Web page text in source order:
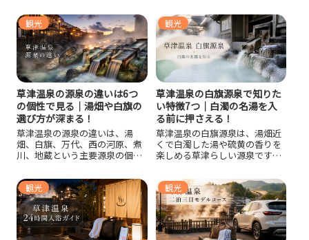
観光
草津温泉の源泉の違いは6つ
の個性で見る｜湯畑や白旗の
選び方が深まる！
草津温泉の源泉の違いは、湯
畑、白旗、万代、西の河原、煮
川、地蔵という主要源泉の個性
す。湯の色、香り、pH、湯温、
入れる施設、日帰りでの回り
方、強酸性の湯を無理なく楽し
む注意点まで、初めての草津旅
行でも源泉名を見て選べるよう
に整理します。
観光
草津温泉の白旗源泉で知りた
い特徴7つ｜白濁の名湯を入
る前に押さえる！
草津温泉の白旗源泉は、湯畑近
くで白濁した湯や硫黄の香りを
楽しめる草津らしい源泉です。
源泉との違い、強酸性の注意
点、日帰りや宿泊での回り方ま
で整理し、初めてでも迷わず楽
しめる判断材料をまとめていま
す。
観光 観光